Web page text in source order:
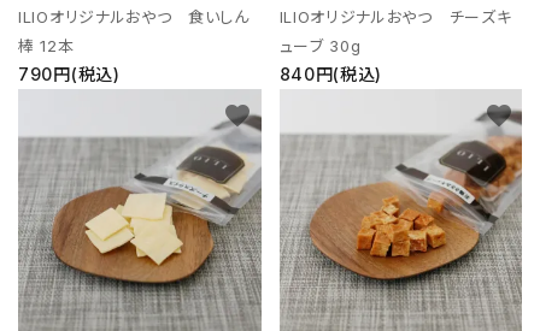
ILIOオリジナルおやつ 食いしん
棒 12本
790円(税込)
ILIOオリジナルおやつ チーズキ
ューブ 30g
840円(税込)
favorite favorite